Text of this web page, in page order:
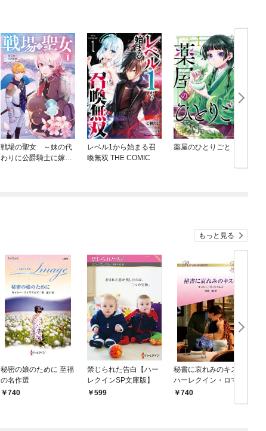
戦場の聖女 ～妹の代
わりに公爵騎士に嫁ぐ
レベル1から始まる召
喚無双 THE COMIC
薬屋のひとりごと
もっと見る
秘密の娘のために 至福
の名作選
740
禁じられた告白【ハー
レクインSP文庫版】
599
秘書に哀れみのキスを
ハーレクイン・ロマン
ス～伝説の名作選～
【ハーレクイン・ロマ
740